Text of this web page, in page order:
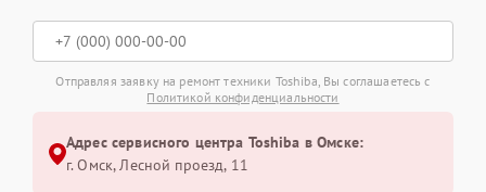
Отправляя заявку на ремонт техники Toshiba, Вы соглашаетесь с
Политикой конфиденциальности
Адрес сервисного центра Toshiba в Омске:
г. Омск, ​Лесной проезд, 11